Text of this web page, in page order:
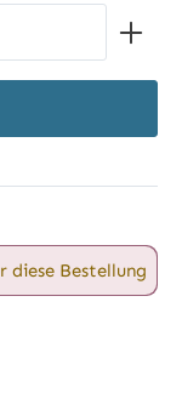
Wert ein
diese Bestellung